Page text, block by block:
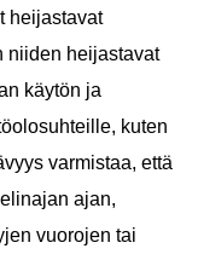
heijastavat
niiden heijastavat
käytön ja
kuten
varmistaa, että
ajan,
vuorojen tai